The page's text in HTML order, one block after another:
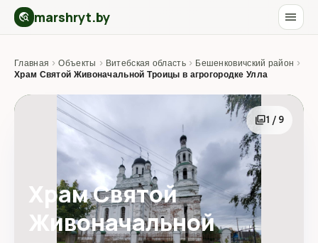
travel_explore marshryt.by menu
Главная › Объекты › Витебская область › Бешенковичский район ›
Храм Святой Живоначальной Троицы в агрогородке Улла
photo_library1 / 9
Храм Святой
Живоначальной